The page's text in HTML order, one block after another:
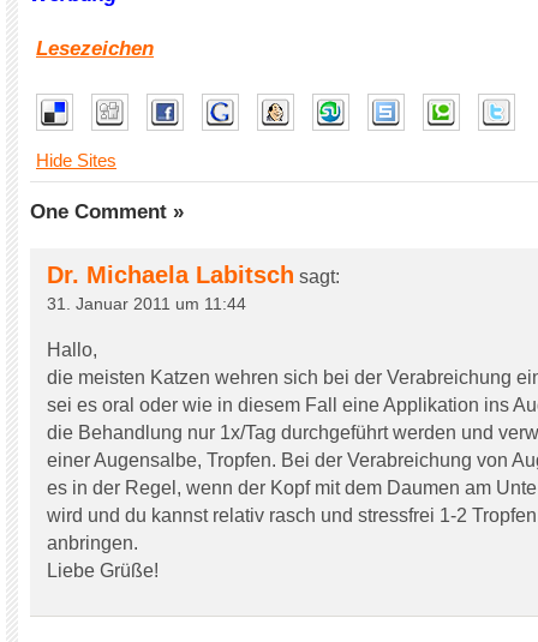
Lesezeichen
Hide Sites
One Comment »
Dr. Michaela Labitsch sagt:
31. Januar 2011 um 11:44
Hallo,
die meisten Katzen wehren sich bei der Verabreichung
sei es oral oder wie in diesem Fall eine Applikation ins
die Behandlung nur 1x/Tag durchgeführt werden und
einer Augensalbe, Tropfen. Bei der Verabreichung von
es in der Regel, wenn der Kopf mit dem Daumen am
wird und du kannst relativ rasch und stressfrei 1-2
anbringen.
Liebe Grüße!